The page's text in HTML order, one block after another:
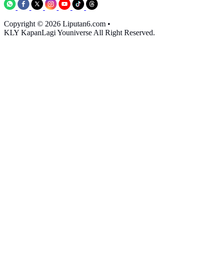
Copyright © 2026 Liputan6.com •
KLY KapanLagi Youniverse All Right Reserved.